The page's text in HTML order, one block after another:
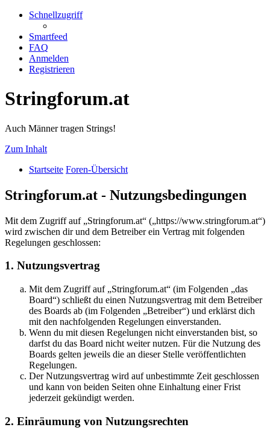
Schnellzugriff
Smartfeed
FAQ
Anmelden
Registrieren
Stringforum.at
Auch Männer tragen Strings!
Zum Inhalt
Startseite Foren-Übersicht
Stringforum.at - Nutzungsbedingungen
Mit dem Zugriff auf „Stringforum.at“ („https://www.stringforum.at“)
wird zwischen dir und dem Betreiber ein Vertrag mit folgenden
Regelungen geschlossen:
1. Nutzungsvertrag
Mit dem Zugriff auf „Stringforum.at“ (im Folgenden „das
Board“) schließt du einen Nutzungsvertrag mit dem Betreiber
des Boards ab (im Folgenden „Betreiber“) und erklärst dich
mit den nachfolgenden Regelungen einverstanden.
Wenn du mit diesen Regelungen nicht einverstanden bist, so
darfst du das Board nicht weiter nutzen. Für die Nutzung des
Boards gelten jeweils die an dieser Stelle veröffentlichten
Regelungen.
Der Nutzungsvertrag wird auf unbestimmte Zeit geschlossen
und kann von beiden Seiten ohne Einhaltung einer Frist
jederzeit gekündigt werden.
2. Einräumung von Nutzungsrechten